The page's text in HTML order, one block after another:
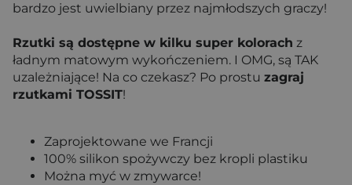
bardzo jest uwielbiany przez najmłodszych graczy!
Rzutki są dostępne w kilku super kolorach z
ładnym matowym wykończeniem. I OMG, są TAK
uzależniające! Na co czekasz? Po prostu zagraj
rzutkami TOSSIT!
Zaprojektowane we Francji
100% silikon spożywczy bez kropli plastiku
Można myć w zmywarce!